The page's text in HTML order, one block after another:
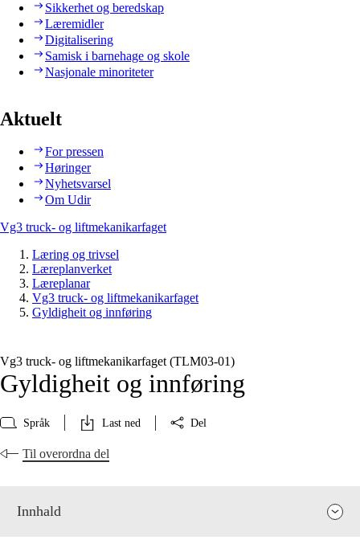
Sikkerhet og beredskap
Læremidler
Digitalisering
Samisk i barnehage og skole
Nasjonale minoriteter
Aktuelt
For pressen
Høringer
Nyhetsvarsel
Om Udir
Vg3 truck- og liftmekanikarfaget
Læring og trivsel
Læreplanverket
Læreplanar
Vg3 truck- og liftmekanikarfaget
Gyldigheit og innføring
Vg3 truck- og liftmekanikarfaget (TLM03‑01)
Gyldigheit og innføring
Språk Last ned Del
Til overordna del
Innhald